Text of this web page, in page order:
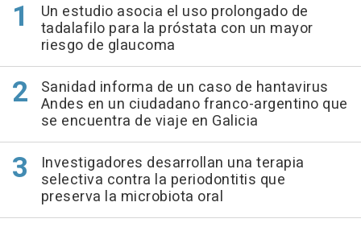
Un estudio asocia el uso prolongado de
tadalafilo para la próstata con un mayor
riesgo de glaucoma
Sanidad informa de un caso de hantavirus
Andes en un ciudadano franco-argentino que
se encuentra de viaje en Galicia
Investigadores desarrollan una terapia
selectiva contra la periodontitis que
preserva la microbiota oral